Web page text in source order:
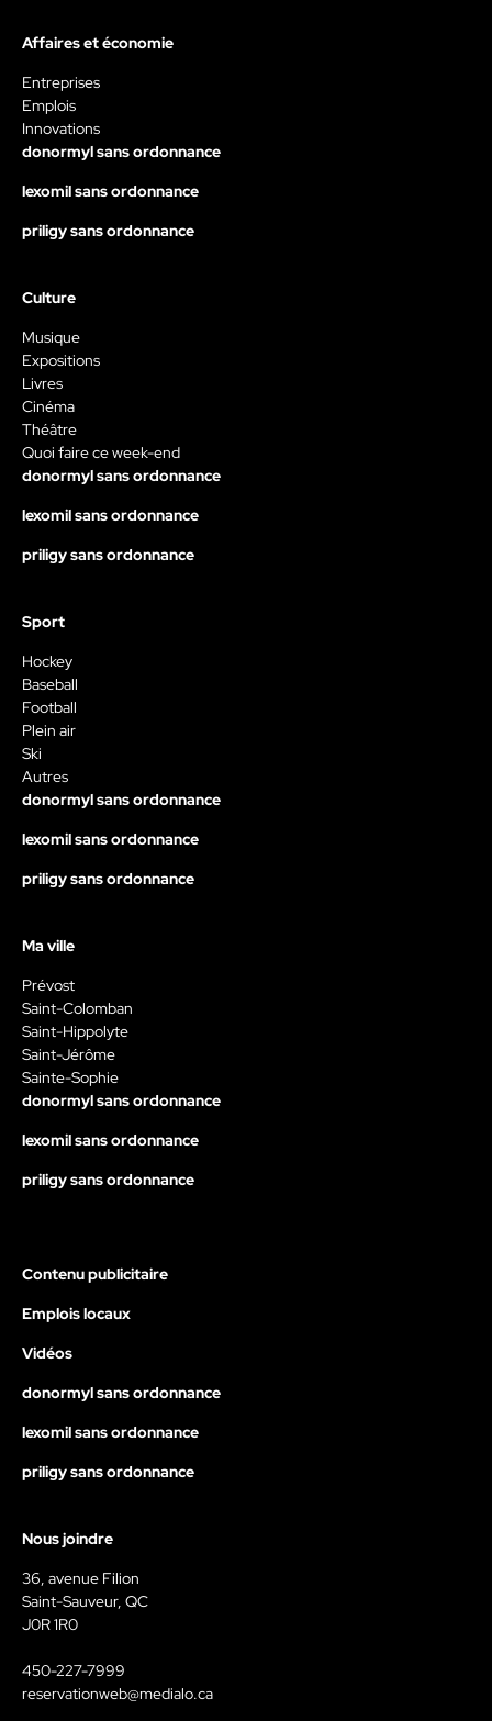
Affaires et économie
Entreprises
Emplois
Innovations
donormyl sans ordonnance
lexomil sans ordonnance
priligy sans ordonnance
Culture
Musique
Expositions
Livres
Cinéma
Théâtre
Quoi faire ce week-end
donormyl sans ordonnance
lexomil sans ordonnance
priligy sans ordonnance
Sport
Hockey
Baseball
Football
Plein air
Ski
Autres
donormyl sans ordonnance
lexomil sans ordonnance
priligy sans ordonnance
Ma ville
Prévost
Saint-Colomban
Saint-Hippolyte
Saint-Jérôme
Sainte-Sophie
donormyl sans ordonnance
lexomil sans ordonnance
priligy sans ordonnance
Contenu publicitaire
Emplois locaux
Vidéos
donormyl sans ordonnance
lexomil sans ordonnance
priligy sans ordonnance
Nous joindre
36, avenue Filion
Saint-Sauveur, QC
J0R 1R0
450-227-7999
reservationweb@medialo.ca